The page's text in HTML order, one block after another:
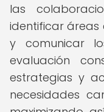
las
identificar áreas
y comunicar
evaluación
estrategias y
necesidades